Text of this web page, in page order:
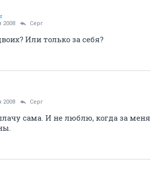
2008 Серг
Или только за себя?
2008 Серг
сама. И не люблю, когда за меня